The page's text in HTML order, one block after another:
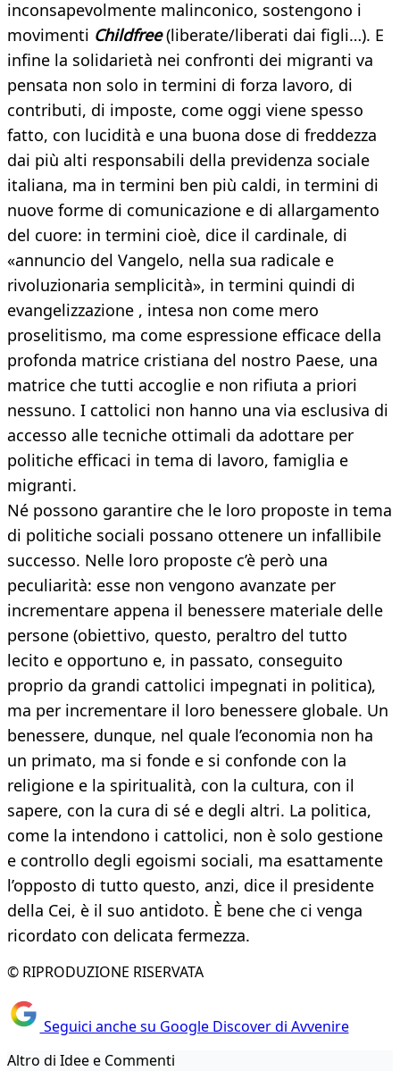
inconsapevolmente malinconico, sostengono i
movimenti Childfree (liberate/liberati dai figli…). E
infine la solidarietà nei confronti dei migranti va
pensata non solo in termini di forza lavoro, di
contributi, di imposte, come oggi viene spesso
fatto, con lucidità e una buona dose di freddezza
dai più alti responsabili della previdenza sociale
italiana, ma in termini ben più caldi, in termini di
nuove forme di comunicazione e di allargamento
del cuore: in termini cioè, dice il cardinale, di
«annuncio del Vangelo, nella sua radicale e
rivoluzionaria semplicità», in termini quindi di
evangelizzazione , intesa non come mero
proselitismo, ma come espressione efficace della
profonda matrice cristiana del nostro Paese, una
matrice che tutti accoglie e non rifiuta a priori
nessuno. I cattolici non hanno una via esclusiva di
accesso alle tecniche ottimali da adottare per
politiche efficaci in tema di lavoro, famiglia e
migranti.
Né possono garantire che le loro proposte in tema
di politiche sociali possano ottenere un infallibile
successo. Nelle loro proposte c’è però una
peculiarità: esse non vengono avanzate per
incrementare appena il benessere materiale delle
persone (obiettivo, questo, peraltro del tutto
lecito e opportuno e, in passato, conseguito
proprio da grandi cattolici impegnati in politica),
ma per incrementare il loro benessere globale. Un
benessere, dunque, nel quale l’economia non ha
un primato, ma si fonde e si confonde con la
religione e la spiritualità, con la cultura, con il
sapere, con la cura di sé e degli altri. La politica,
come la intendono i cattolici, non è solo gestione
e controllo degli egoismi sociali, ma esattamente
l’opposto di tutto questo, anzi, dice il presidente
della Cei, è il suo antidoto. È bene che ci venga
ricordato con delicata fermezza.
© RIPRODUZIONE RISERVATA
Seguici anche su Google Discover di Avvenire
Altro di Idee e Commenti